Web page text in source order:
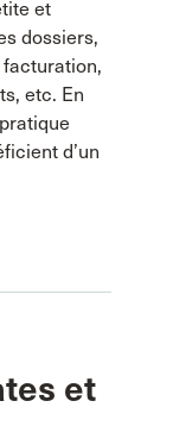
et
dossiers,
etc. En
d’un
et